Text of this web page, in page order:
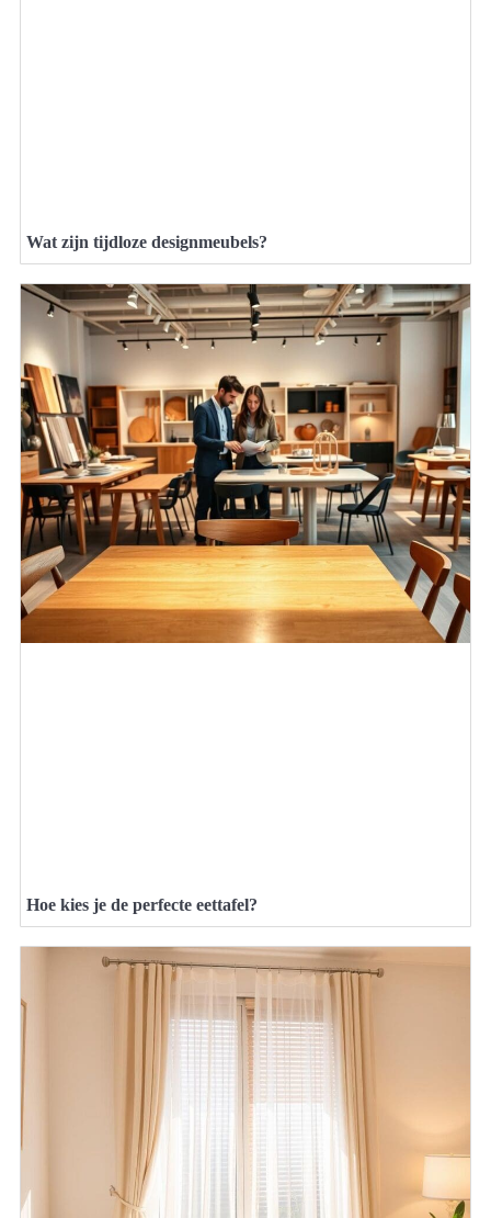
Wat zijn tijdloze designmeubels?
Hoe kies je de perfecte eettafel?